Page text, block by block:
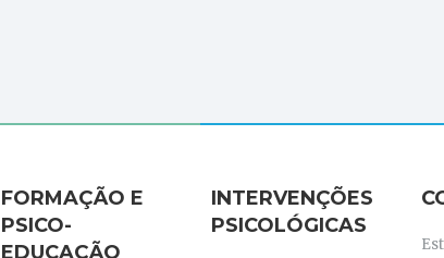
FORMAÇÃO E
PSICO-
EDUCAÇÃO
INTERVENÇÕES
PSICOLÓGICAS